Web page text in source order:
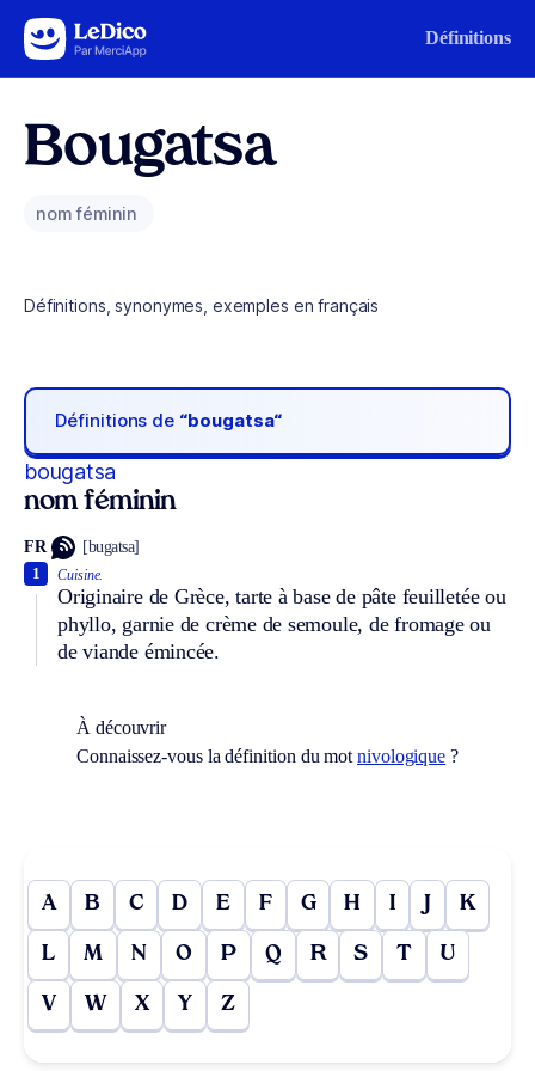
Aller au contenu Définitions
Bougatsa
nom féminin
Définitions, synonymes, exemples en français
Définitions de “bougatsa“
bougatsa
nom féminin
FR [bugatsa]
Cuisine.
Originaire de Grèce, tarte à base de pâte feuilletée ou
phyllo, garnie de crème de semoule, de fromage ou
de viande émincée.
1
À découvrir
Connaissez-vous la définition du motnivologique ?
A B C D E F G H I J K
L M N O P Q R S T U
V W X Y Z